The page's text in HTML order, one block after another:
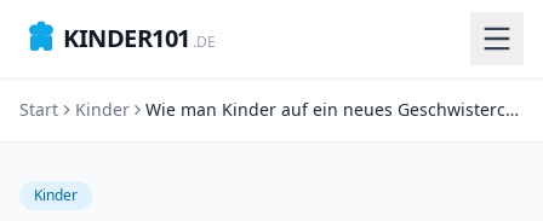
KINDER101 .DE
Start Kinder Wie man Kinder auf ein neues Geschwisterchen vorbereitet
Kinder